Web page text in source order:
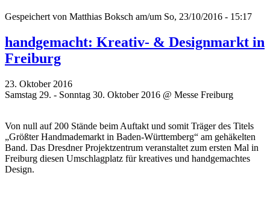
Gespeichert von Matthias Boksch am/um So, 23/10/2016 - 15:17
handgemacht: Kreativ- & Designmarkt in
Freiburg
23. Oktober 2016
Samstag 29. - Sonntag 30. Oktober 2016 @ Messe Freiburg
Von null auf 200 Stände beim Auftakt und somit Träger des Titels
„Größter Handmademarkt in Baden-Württemberg“ am gehäkelten
Band. Das Dresdner Projektzentrum veranstaltet zum ersten Mal in
Freiburg diesen Umschlagplatz für kreatives und handgemachtes
Design.